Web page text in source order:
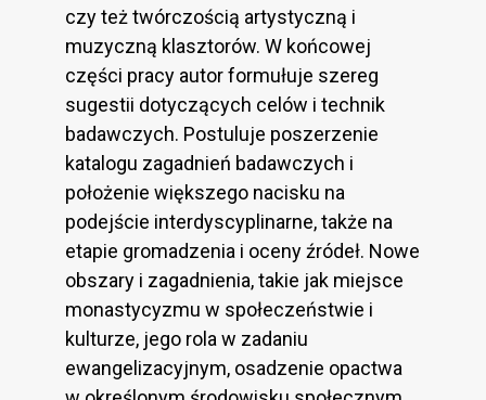
czy też twórczością artystyczną i
muzyczną klasztorów. W końcowej
części pracy autor formułuje szereg
sugestii dotyczących celów i technik
badawczych. Postuluje poszerzenie
katalogu zagadnień badawczych i
położenie większego nacisku na
podejście interdyscyplinarne, także na
etapie gromadzenia i oceny źródeł. Nowe
obszary i zagadnienia, takie jak miejsce
monastycyzmu w społeczeństwie i
kulturze, jego rola w zadaniu
ewangelizacyjnym, osadzenie opactwa